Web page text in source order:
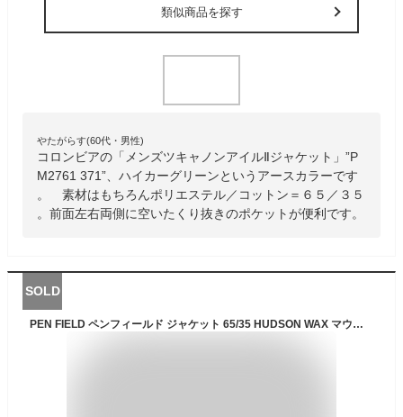
類似商品を探す
やたがらす(60代・男性)
コロンビアの「メンズツキャノンアイルⅡジャケット」”P
M2761 371”、ハイカーグリーンというアースカラーです
。 素材はもちろんポリエステル／コットン＝６５／３５
。前面左右両側に空いたくり抜きのポケットが便利です。
SOLD
PEN FIELD ペンフィールド ジャケット 65/35 HUDSON WAX マウンテンパーカー 中国製 イエロー系 S【中古】